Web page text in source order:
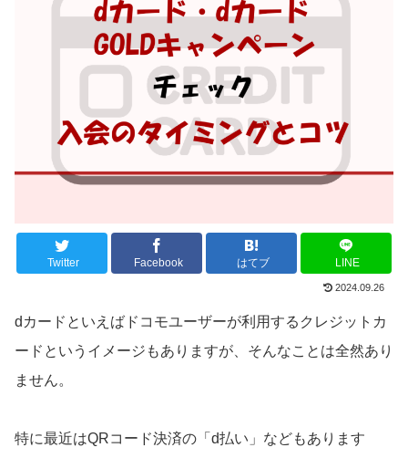
Twitter Facebook はてブ LINE
2024.09.26
dカードといえばドコモユーザーが利用するクレジットカ
ードというイメージもありますが、そんなことは全然あり
ません。
特に最近はQRコード決済の「d払い」などもあります